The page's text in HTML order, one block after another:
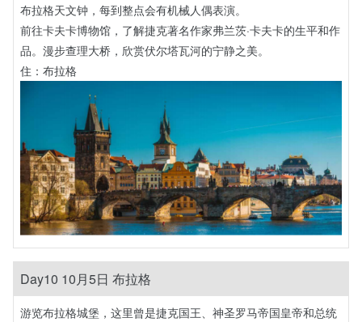
布拉格天文钟，每到整点会有机械人偶表演。
前往卡夫卡博物馆，了解捷克著名作家弗兰茨·卡夫卡的生平和作
品。漫步查理大桥，欣赏伏尔塔瓦河的宁静之美。
住：布拉格
Day10 10月5日 布拉格
游览布拉格城堡，这里曾是捷克国王、神圣罗马帝国皇帝和总统